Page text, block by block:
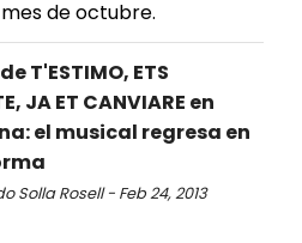
de octubre.
T'ESTIMO, ETS
JA ET CANVIARE en
el musical regresa en
Solla Rosell - Feb 24, 2013